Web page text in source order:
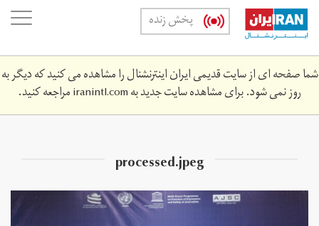
Skip
main
content
پخش زنده
شما صفحه ای از سایت قدیمی ایران اینترنشنال را مشاهده می کنید که دیگر به
روز نمی شود. برای مشاهده سایت جدید بهiranintl.comمراجعه کنید.
processed.jpeg